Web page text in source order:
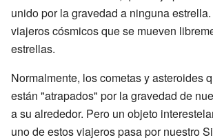
unido por la gravedad a ninguna
viajeros cósmicos que se mueven
estrellas.
Normalmente, los cometas y asteroides
están "atrapados" por la gravedad de
a su alrededor. Pero un objeto
uno de estos viajeros pasa por nuestro